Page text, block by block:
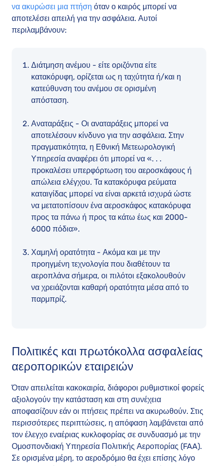
να ακυρώσει μια πτήση όταν ο καιρός μπορεί να
αποτελέσει απειλή για την ασφάλεια. Αυτοί
περιλαμβάνουν:
Διάτμηση ανέμου - είτε οριζόντια είτε
κατακόρυφη, ορίζεται ως η ταχύτητα ή/και η
κατεύθυνση του ανέμου σε ορισμένη
απόσταση.
Αναταράξεις - Οι αναταράξεις μπορεί να
αποτελέσουν κίνδυνο για την ασφάλεια. Στην
πραγματικότητα, η Εθνική Μετεωρολογική
Υπηρεσία αναφέρει ότι μπορεί να «. . .
προκαλέσει υπερφόρτωση του αεροσκάφους ή
απώλεια ελέγχου. Τα κατακόρυφα ρεύματα
καταιγίδας μπορεί να είναι αρκετά ισχυρά ώστε
να μετατοπίσουν ένα αεροσκάφος κατακόρυφα
προς τα πάνω ή προς τα κάτω έως και 2000-
6000 πόδια».
Χαμηλή ορατότητα - Ακόμα και με την
προηγμένη τεχνολογία που διαθέτουν τα
αεροπλάνα σήμερα, οι πιλότοι εξακολουθούν
να χρειάζονται καθαρή ορατότητα μέσα από το
παρμπρίζ.
Πολιτικές και πρωτόκολλα ασφαλείας
αεροπορικών εταιρειών
Όταν απειλείται κακοκαιρία, διάφοροι ρυθμιστικοί φορείς
αξιολογούν την κατάσταση και στη συνέχεια
αποφασίζουν εάν οι πτήσεις πρέπει να ακυρωθούν. Στις
περισσότερες περιπτώσεις, η απόφαση λαμβάνεται από
τον έλεγχο εναέριας κυκλοφορίας σε συνδυασμό με την
Ομοσπονδιακή Υπηρεσία Πολιτικής Αεροπορίας (FAA).
Σε ορισμένα μέρη, το αεροδρόμιο θα έχει επίσης λόγο